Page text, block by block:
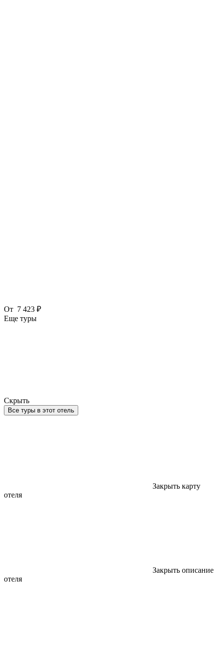
От 7 423 ₽
Еще туры
Скрыть
Все туры в этот отель
Закрыть карту
отеля
Закрыть описание
отеля